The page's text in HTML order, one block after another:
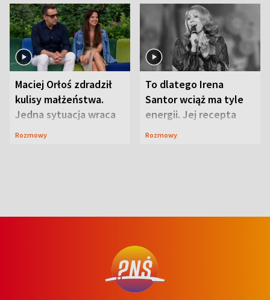
Maciej Orłoś zdradził
kulisy małżeństwa.
Jedna sytuacja wraca
jak bumerang
Rozmowy
To dlatego Irena
Santor wciąż ma tyle
energii. Jej recepta
jest zaskakująco
Rozmowy